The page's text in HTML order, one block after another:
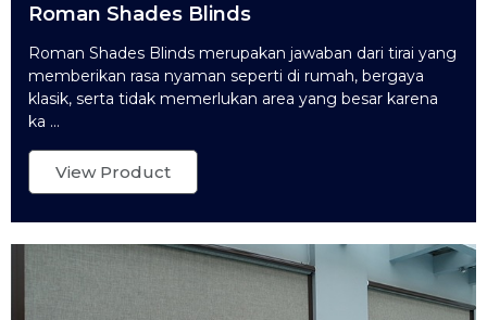
Roman Shades Blinds
Roman Shades Blinds merupakan jawaban dari tirai yang
memberikan rasa nyaman seperti di rumah, bergaya
klasik, serta tidak memerlukan area yang besar karena
ka ...
View Product